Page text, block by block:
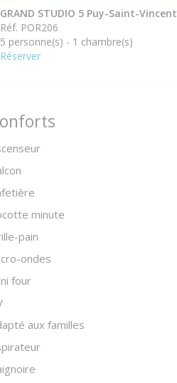
GRAND STUDIO 5 Puy-Saint-Vincent
Réf. POR206
5 personne(s) - 1 chambre(s)
Réserver
minute
pain
ondes
four
aux familles